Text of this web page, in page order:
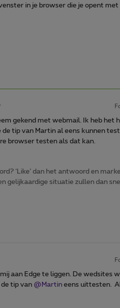
in je browser die je opent met
gekend met webmail. Ik heb het
de tip van Martin al eens kunnen
browser testen als dat kan.
‘Like’ dan het antwoord en
gelijkaardige situatie zullen dan
aan Edge te liggen. De wedsites
de tip van @Martin eens uittesten.